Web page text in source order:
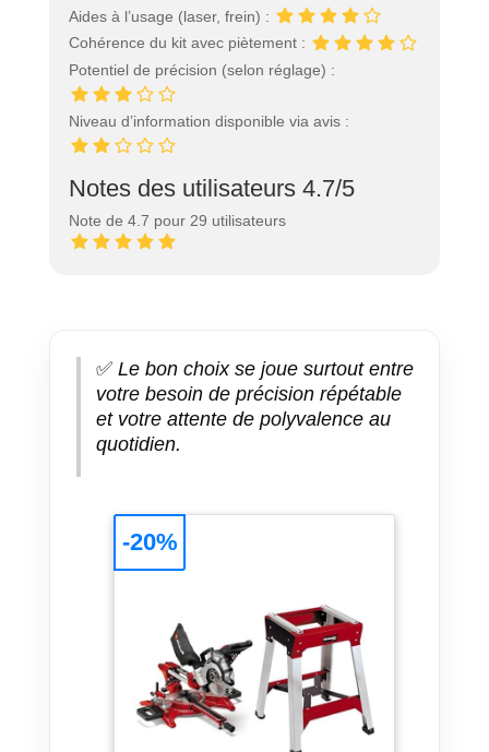
Aides à l’usage (laser, frein) :
Cohérence du kit avec piètement :
Potentiel de précision (selon réglage) :
Niveau d’information disponible via avis :
Notes des utilisateurs 4.7/5
Note de 4.7 pour 29 utilisateurs
✅Le bon choix se joue surtout entre
votre besoin de précision répétable
et votre attente de polyvalence au
quotidien.
-20%